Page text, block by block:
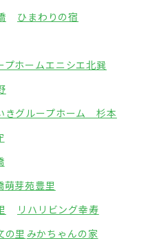
ひまわりの宿
プホームエニシエ北巽
きグループホーム 杉本
萌芽苑豊里
リハリビング幸寿
の里 みかちゃんの家